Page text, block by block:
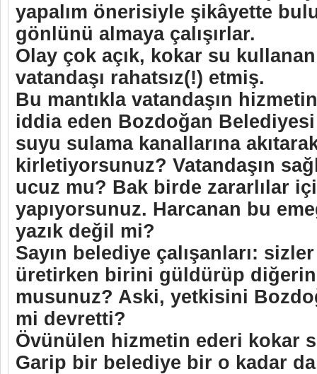
yapalım önerisiyle şikâyette
gönlünü almaya çalışırlar.
Olay çok açık, kokar su
vatandaşı rahatsız(!) etmiş.
Bu mantıkla vatandaşın
iddia eden Bozdoğan
suyu sulama kanallarına
kirletiyorsunuz? Vatandaşın
ucuz mu? Bak birde zararlılar
yapıyorsunuz. Harcanan bu
yazık değil mi?
Sayın belediye çalışanları:
üretirken birini güldürüp diğerini
musunuz? Aski, yetkisini
mi devretti?
Övünülen hizmetin ederi kokar
Garip bir belediye bir o kadar